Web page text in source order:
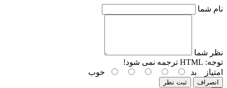
نام شما
نظر شما
توجه:
امتیاز
بد خوب
انصراف
ثبت نظر